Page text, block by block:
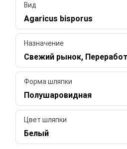
Вид
Agaricus bisporus
Назначение
Свежий рынок,
Форма шляпки
Полушаровидная
Цвет шляпки
Белый